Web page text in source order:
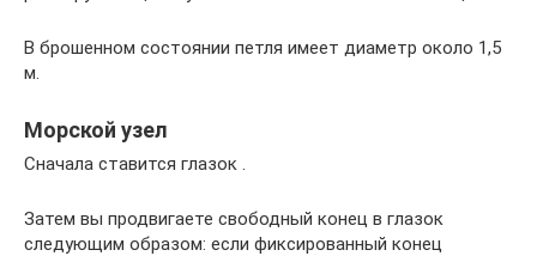
В брошенном состоянии петля имеет диаметр около 1,5
м.
Морской узел
Сначала ставится глазок .
Затем вы продвигаете свободный конец в глазок
следующим образом: если фиксированный конец